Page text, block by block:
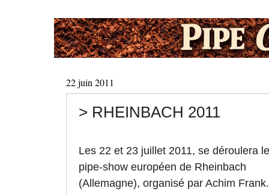
22 juin 2011
> RHEINBACH 2011
Les 22 et 23 juillet 2011, se déroulera le
pipe-show européen de Rheinbach
(Allemagne), organisé par Achim Frank.